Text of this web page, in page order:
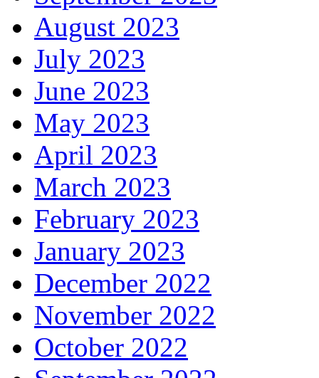
August 2023
July 2023
June 2023
May 2023
April 2023
March 2023
February 2023
January 2023
December 2022
November 2022
October 2022